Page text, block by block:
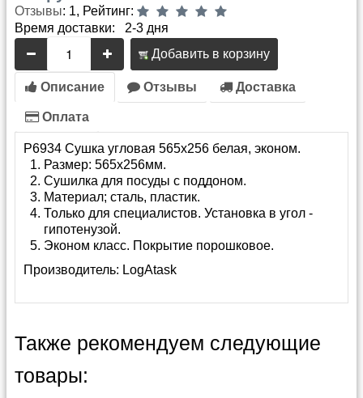
Отзывы: 1, Рейтинг:
Время доставки: 2-3 дня
Добавить в корзину
Описание Отзывы Доставка
Оплата
P6934 Сушка угловая 565х256 белая, эконом.
Размер: 565х256мм.
Сушилка для посуды с поддоном.
Материал; сталь, пластик.
Только для специалистов. Установка в угол -
гипотенузой.
Эконом класс. Покрытие порошковое.
Производитель: LogAtask
Также рекомендуем следующие
товары: